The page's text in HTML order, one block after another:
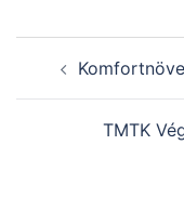
navigation
TMTK